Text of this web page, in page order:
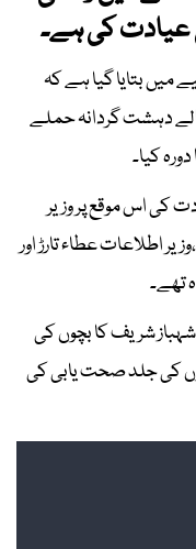
عیادت کی ہے۔
میں بتایا گیا ہے کہ
دہشت گردانہ حملے
کیا۔
کی اس موقع پر وزیر
اطلاعات عطاء تارڑ اور
تھے۔
شریف کا بچوں کی
کی جلد صحت یابی کی